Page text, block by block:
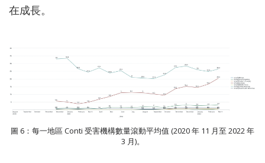
在成長。
圖 6：每一地區 Conti 受害機構數量滾動平均值 (2020 年 11 月至 2022 年
3 月)。